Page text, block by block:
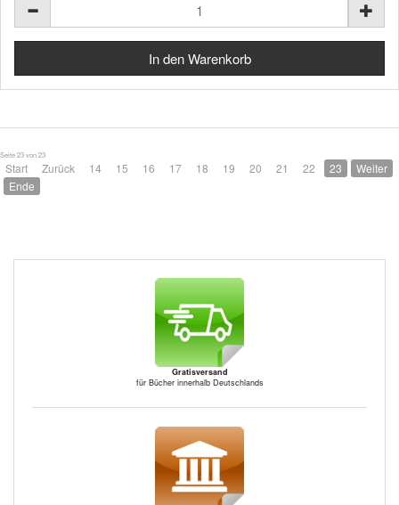
Seite 23 von 23
Start Zurück 14 15 16 17 18 19 20 21 22 23
Weiter
Ende
Gratisversand
für Bücher innerhalb Deutschlands